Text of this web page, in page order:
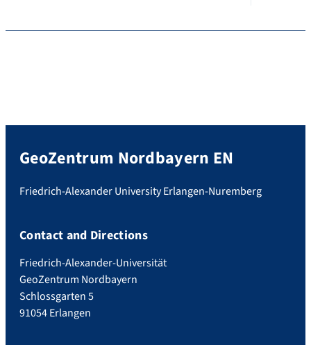
GeoZentrum Nordbayern EN
Friedrich-Alexander University Erlangen-Nuremberg
Contact and Directions
Friedrich-Alexander-Universität
GeoZentrum Nordbayern
Schlossgarten 5
91054 Erlangen